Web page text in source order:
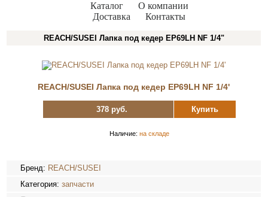
Каталог
О компании
Доставка
Контакты
REACH/SUSEI Лапка под кедер EP69LH NF 1/4"
REACH/SUSEI Лапка под кедер EP69LH NF 1/4'
378 руб. Купить
Наличие: на складе
Бренд: REACH/SUSEI
Категория:запчасти